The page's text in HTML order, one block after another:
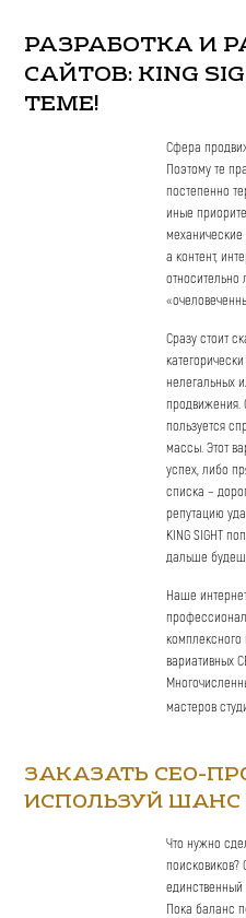
РАЗРАБОТКА И
САЙТОВ: KING
ТЕМЕ!
Сфера
Поэтому те
постепенно
иные
механические
а контент,
относительно
Сразу стоит
нелегальных
продвижения.
пользуется
массы. Этот
успех, либо
списка –
репутацию
KING SIGHT
дальше
Наше
вариативных
мастеров
ЗАКАЗАТЬ СЕО-
ИСПОЛЬЗУЙ ШАНС
Что нужно
единственный
Пока баланс